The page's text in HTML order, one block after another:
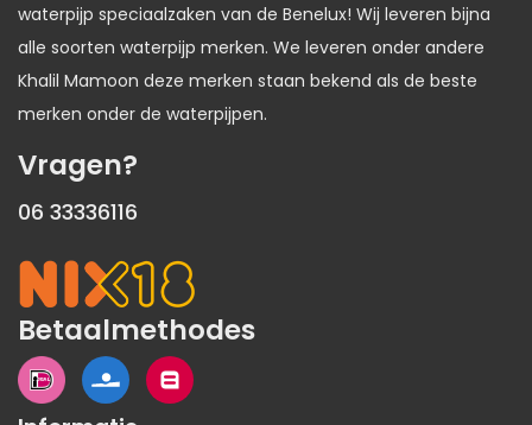
waterpijp speciaalzaken van de Benelux! Wij leveren bijna
alle soorten waterpijp merken. We leveren onder andere
Khalil Mamoon deze merken staan bekend als de beste
merken onder de waterpijpen.
Vragen?
06 33336116
Betaalmethodes